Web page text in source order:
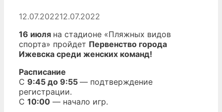
12.07.202212.07.2022
16 июля на стадионе «Пляжных видов
спорта» пройдет Первенство города
Ижевска среди женских команд!
Расписание
С 9:45 до 9:55 — подтверждение
регистрации.
С 10:00 — начало игр.